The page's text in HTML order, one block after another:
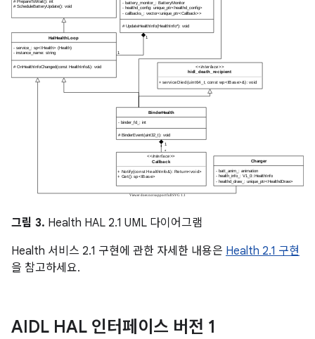
그림 3. Health HAL 2.1 UML 다이어그램
Health 서비스 2.1 구현에 관한 자세한 내용은 Health 2.1 구현
을 참고하세요.
AIDL HAL 인터페이스 버전 1